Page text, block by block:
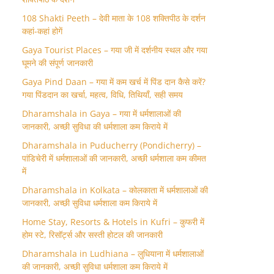
108 Shakti Peeth – देवी माता के 108 शक्तिपीठ के दर्शन
कहां-कहां होगें
Gaya Tourist Places – गया जी में दर्शनीय स्थल और गया
घूमने की संपूर्ण जानकारी
Gaya Pind Daan – गया में कम खर्च में पिंड दान कैसे करें?
गया पिंडदान का खर्चा, महत्व, विधि, तिथियाँ, सही समय
Dharamshala in Gaya – गया में धर्मशालाओं की
जानकारी, अच्छी सुविधा की धर्मशाला कम किराये में
Dharamshala in Puducherry (Pondicherry) –
पांडिचेरी में धर्मशालाओं की जानकारी, अच्छी धर्मशाला कम कीमत
में
Dharamshala in Kolkata – कोलकाता में धर्मशालाओं की
जानकारी, अच्छी सुविधा धर्मशाला कम किराये में
Home Stay, Resorts & Hotels in Kufri – कुफरी में
होम स्‍टे, रिसॉर्ट्स और सस्ती होटल की जानकारी
Dharamshala in Ludhiana – लुधियाना में धर्मशालाओं
की जानकारी, अच्छी सुविधा धर्मशाला कम किराये में